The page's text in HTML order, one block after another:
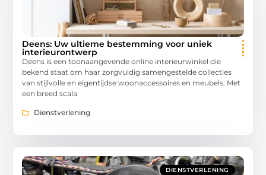
Deens: Uw ultieme bestemming voor uniek
interieurontwerp
Deens is een toonaangevende online interieurwinkel die
bekend staat om haar zorgvuldig samengestelde collecties
van stijlvolle en eigentijdse woonaccessoires en meubels. Met
een breed scala
Dienstverlening
DIENSTVERLENING